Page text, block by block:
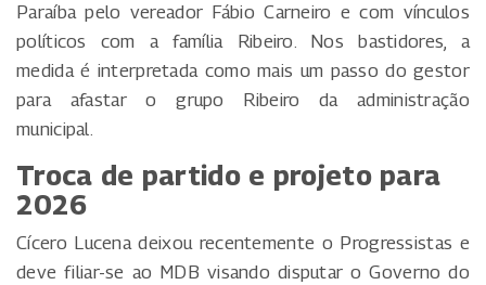
Paraíba pelo vereador Fábio Carneiro e com vínculos
políticos com a família Ribeiro. Nos bastidores, a
medida é interpretada como mais um passo do gestor
para afastar o grupo Ribeiro da administração
municipal.
Troca de partido e projeto para
2026
Cícero Lucena deixou recentemente o Progressistas e
deve filiar-se ao MDB visando disputar o Governo do